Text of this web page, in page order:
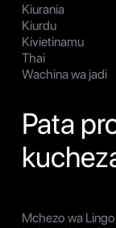
Kiurania
Kiurdu
Kivietinamu
Thai
Wachina wa jadi
Pata
Mchezo wa